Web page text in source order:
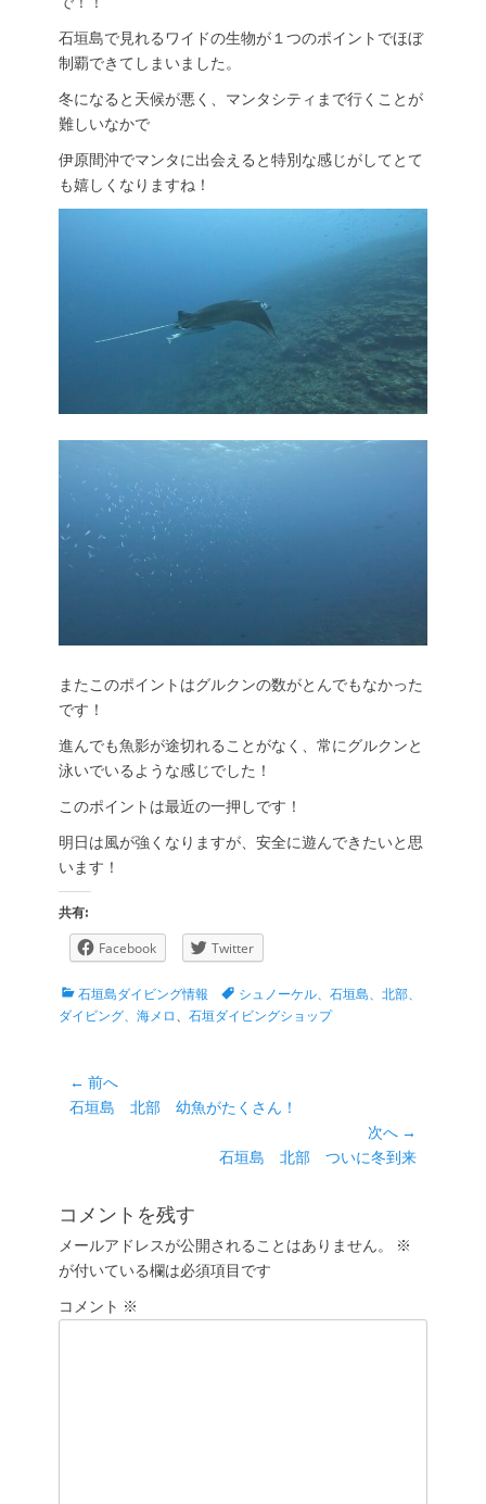
石垣島で見れるワイドの生物が１つのポイントでほぼ
制覇できてしまいました。
冬になると天候が悪く、マンタシティまで行くことが
難しいなかで
伊原間沖でマンタに出会えると特別な感じがしてとて
も嬉しくなりますね！
またこのポイントはグルクンの数がとんでもなかった
です！
進んでも魚影が途切れることがなく、常にグルクンと
泳いでいるような感じでした！
このポイントは最近の一押しです！
明日は風が強くなりますが、安全に遊んできたいと思
います！
共有:
Facebook Twitter
カ
テ
石垣島ダイビング情報
タ
グ
シュノーケル、石垣島、北部、
ダイビング、海メロ
石垣ダイビングショップ
投
稿
ー
シ
ョ
ン
← 前へ
前
石垣島 北部 幼魚がたくさん！
次へ →
投
石垣島 北部 ついに冬到来
コメントを残す
メールアドレスが公開されることはありません。
※
が付いている欄は必須項目です
コメント ※